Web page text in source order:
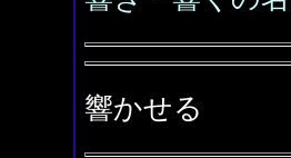
響かせる